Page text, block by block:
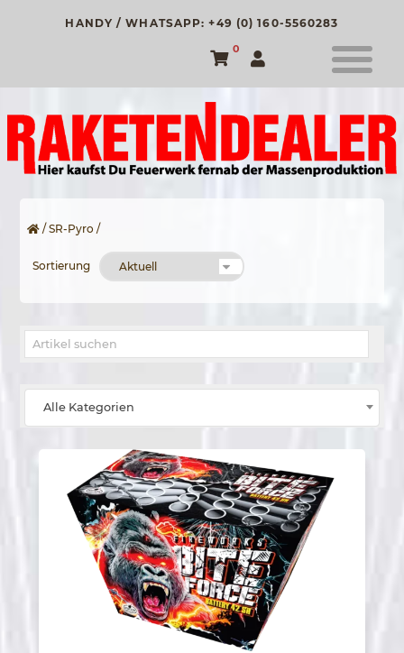
HANDY / WHATSAPP: +49 (0) 160-5560283
0
/SR-Pyro /
Sortierung
Suche nach:
Alle Kategorien